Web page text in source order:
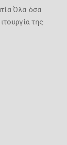
Όλα όσα
της